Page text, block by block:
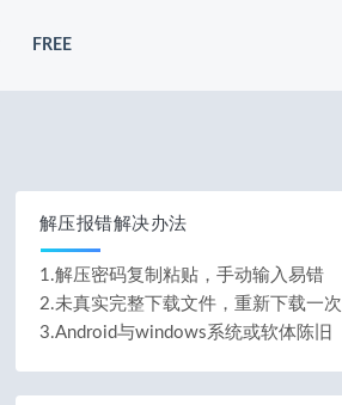
FREE
解压报错解决办法
1.解压密码复制粘贴，手动输入易错
2.未真实完整下载文件，重新下载一次
3.Android与windows系统或软体陈旧